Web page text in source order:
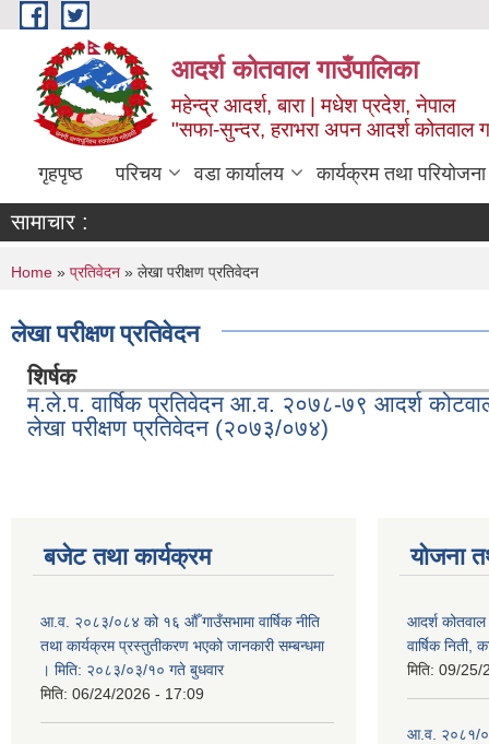
Skip to main content
आदर्श कोतवाल गाउँपालिका
महेन्द्र आदर्श, बारा | मधेश प्रदेश, नेपाल
"सफा-सुन्दर, हराभरा अपन आदर्श कोतवाल
गृहपृष्ठ परिचय वडा कार्यालय कार्यक्रम तथा परियोजना
सामाचार :
You are here
Home » प्रतिवेदन » लेखा परीक्षण प्रतिवेदन
लेखा परीक्षण प्रतिवेदन
शिर्षक
म.ले.प. वार्षिक प्रतिवेदन आ.व. २०७८-७९ आदर्श
लेखा परीक्षण प्रतिवेदन (२०७३/०७४)
बजेट तथा कार्यक्रम
आ.व. २०८३/०८४ को १६ औँ गाउँसभामा वार्षिक नीति
तथा कार्यक्रम प्रस्तुतीकरण भएको जानकारी सम्बन्धमा
। मिति: २०८३/०३/१० गते बुधवार
मिति: 06/24/2026 - 17:09
योजना
आदर्श
वार्षिक निती,
मिति: 09/25/
आ.व. २०८१/